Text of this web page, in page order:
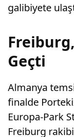
galibiyete
Geçti
Almanya
finalde
Europa-Park
Freiburg